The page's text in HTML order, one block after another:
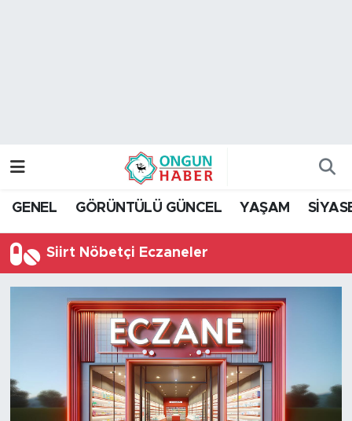
GENEL GÖRÜNTÜLÜ GÜNCEL YAŞAM
Siirt Nöbetçi Eczaneler
Trafik Durumu
Tüm Manşetler
Son Dakika Haberleri
Haber Arşivi